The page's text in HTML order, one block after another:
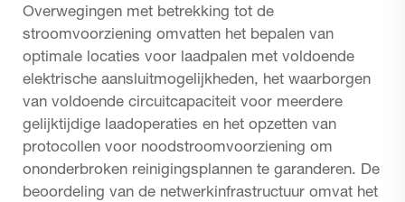
Overwegingen met betrekking tot de
stroomvoorziening omvatten het bepalen van
optimale locaties voor laadpalen met voldoende
elektrische aansluitmogelijkheden, het waarborgen
van voldoende circuitcapaciteit voor meerdere
gelijktijdige laadoperaties en het opzetten van
protocollen voor noodstroomvoorziening om
ononderbroken reinigingsplannen te garanderen. De
beoordeling van de netwerkinfrastructuur omvat het